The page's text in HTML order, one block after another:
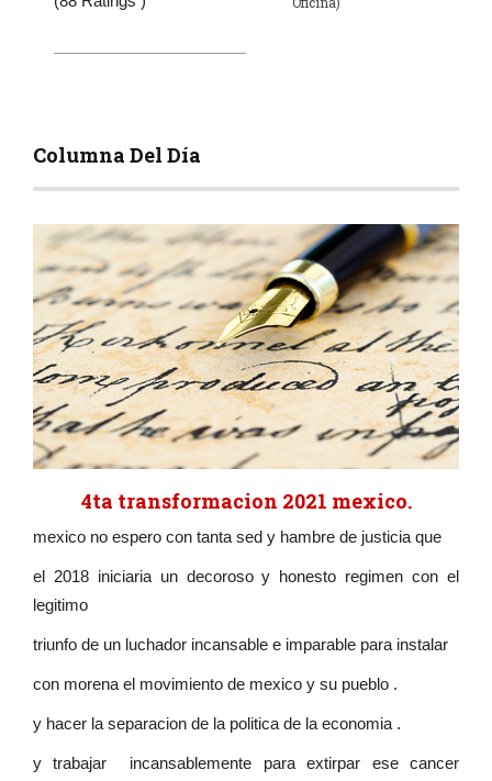
Columna Del Día
4ta transformacion 2021 mexico.
mexico no espero con tanta sed y hambre de justicia que
el 2018 iniciaria un decoroso y honesto regimen con el
legitimo
triunfo de un luchador incansable e imparable para instalar
con morena el movimiento de mexico y su pueblo .
y hacer la separacion de la politica de la economia .
y trabajar incansablemente para extirpar ese cancer